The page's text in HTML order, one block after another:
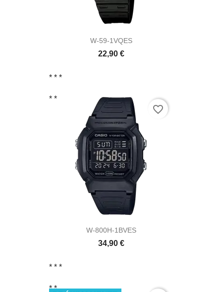
W-59-1VQES
22,90 €
* * *
W-800H-1BVES
34,90 €
* *
* *
*
favorite_border
* *